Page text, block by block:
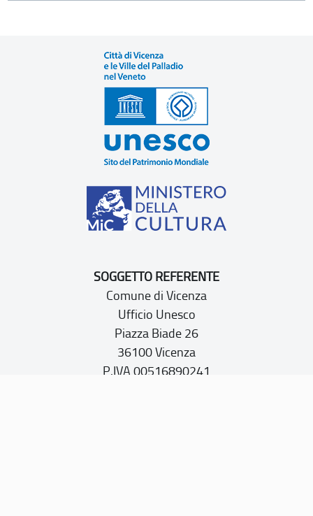
SOGGETTO REFERENTE
Comune di Vicenza
Ufficio Unesco
Piazza Biade 26
36100 Vicenza
P.IVA 00516890241